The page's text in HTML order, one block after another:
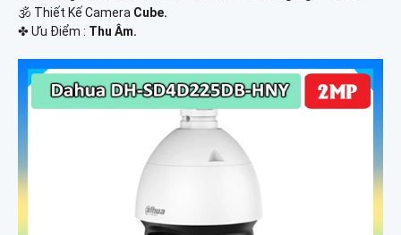
🕉️ Thiết Kế Camera Cube.
️✤ Ưu Điểm : Thu Âm.